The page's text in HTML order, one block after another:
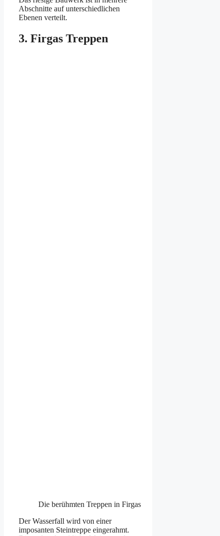
Abschnitte auf unterschiedlichen
Ebenen verteilt.
3. Firgas Treppen
Die berühmten Treppen in Firgas
Der Wasserfall wird von einer
imposanten Steintreppe eingerahmt.